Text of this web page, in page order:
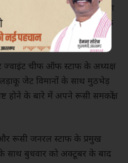
का स्पष्ट प्रयास था। वीडियो का
डाले जाने को लेकर टकराव के
नहीं दिखाता है।
ज्वाइंट चीफ ऑफ स्टाफ के अध्यक्ष
जेट विमानों के साथ मुठभेड़
होने के बारे में अपने रूसी समकक्षों
और रूसी जनरल स्टाफ के प्रमुख
साथ बुधवार को अक्टूबर के बाद